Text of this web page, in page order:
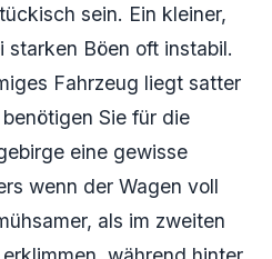
sein. Ein kleiner,
starken Böen oft instabil.
Fahrzeug liegt satter
Sie für die
eine gewisse
wenn der Wagen voll
als im zweiten